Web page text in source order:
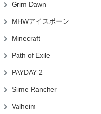
Grim Dawn
MHWアイスボーン
Minecraft
Path of Exile
PAYDAY 2
Slime Rancher
Valheim